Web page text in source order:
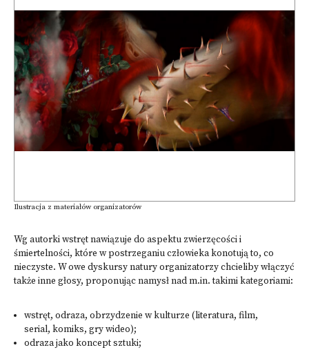
Ilustracja z materiałów organizatorów
Wg autorki wstręt nawiązuje do aspektu zwierzęcości i
śmiertelności, które w postrzeganiu człowieka konotują to, co
nieczyste. W owe dyskursy natury organizatorzy chcieliby włączyć
także inne głosy, proponując namysł nad m.in. takimi kategoriami:
wstręt, odraza, obrzydzenie w kulturze (literatura, film,
serial, komiks, gry wideo);
odraza jako koncept sztuki;